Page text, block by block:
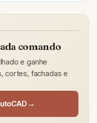
comando
e ganhe
cortes, fachadas e